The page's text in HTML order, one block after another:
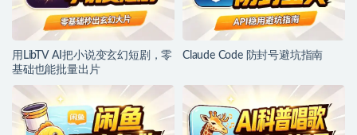
用LibTV AI把小说变玄幻短剧，零
基础也能批量出片
Claude Code 防封号避坑指南